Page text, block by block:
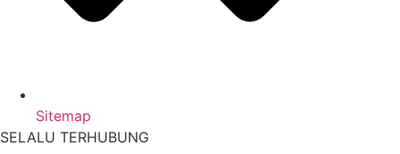
Sitemap
SELALU TERHUBUNG